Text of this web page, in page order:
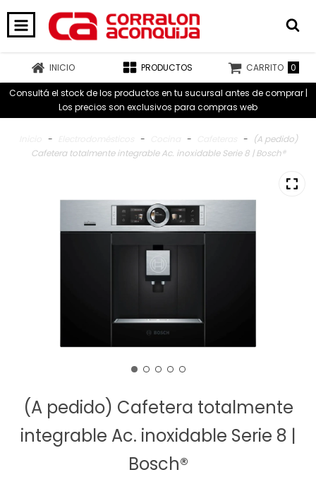
INICIO PRODUCTOS CARRITO 0
Consultá el stock de los productos en tu sucursal antes de comprar |
Los precios son exclusivos para compras web
- - - -
(A pedido)
Cafetera totalmente integrable Ac. inoxidable Serie 8 | Bosch®
(A pedido) Cafetera totalmente
integrable Ac. inoxidable Serie 8 |
Bosch®